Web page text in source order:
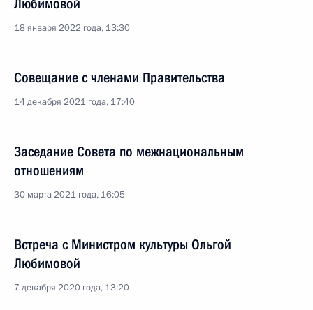
Любимовой
18 января 2022 года, 13:30
Совещание с членами Правительства
14 декабря 2021 года, 17:40
Заседание Совета по межнациональным
отношениям
30 марта 2021 года, 16:05
Встреча с Министром культуры Ольгой
Любимовой
7 декабря 2020 года, 13:20